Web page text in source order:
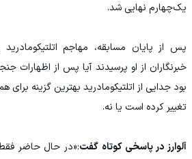
یک‌چهارم نهایی شد.
پس از پایان مسابقه، مهاجم
خبرنگاران از او پرسیدند آیا پس از اظهارات
بود جدایی از اتلتیکومادرید بهترین گزینه
تغییر کرده است یا نه.
آلوارز در پاسخی کوتاه گفت:«در حال حاضر